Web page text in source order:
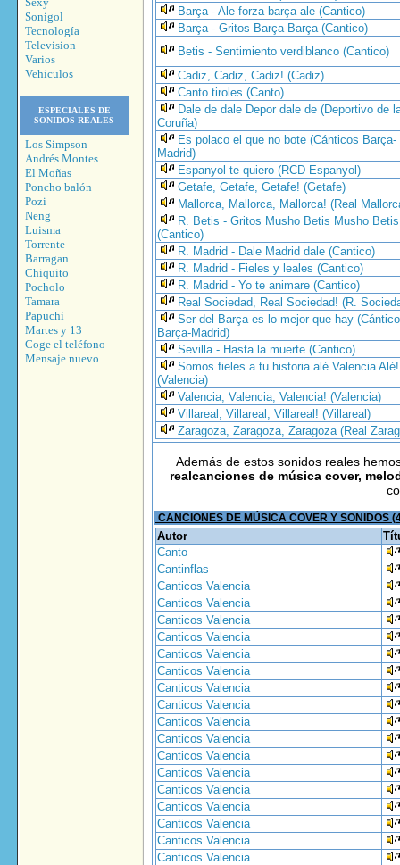
Sonigol
Tecnología
Television
Varios
Vehiculos
ESPECIALES DE
SONIDOS REALES
Los Simpson
Andrés Montes
El Moñas
Poncho balón
Pozi
Neng
Luisma
Torrente
Barragan
Chiquito
Pocholo
Tamara
Papuchi
Martes y 13
Coge el teléfono
Mensaje nuevo
Barça - Ale forza barça ale (Cantico)
Barça - Gritos Barça Barça (Cantico)
Betis - Sentimiento verdiblanco (Cantico)
Cadiz, Cadiz, Cadiz! (Cadiz)
Canto tiroles (Canto)
Dale de dale Depor dale de (Deportivo de
Coruña)
Es polaco el que no bote (Cánticos Barça-
Madrid)
Espanyol te quiero (RCD Espanyol)
Getafe, Getafe, Getafe! (Getafe)
Mallorca, Mallorca, Mallorca! (Real
R. Betis - Gritos Musho Betis Musho
(Cantico)
R. Madrid - Dale Madrid dale (Cantico)
R. Madrid - Fieles y leales (Cantico)
R. Madrid - Yo te animare (Cantico)
Real Sociedad, Real Sociedad! (R.
Ser del Barça es lo mejor que hay
Barça-Madrid)
Sevilla - Hasta la muerte (Cantico)
Somos fieles a tu historia alé Valencia Alé!
(Valencia)
Valencia, Valencia, Valencia! (Valencia)
Villareal, Villareal, Villareal! (Villareal)
Zaragoza, Zaragoza, Zaragoza (Real
Además de estos sonidos reales
realcanciones de música cover,
CANCIONES DE MÚSICA COVER Y SONIDOS
Autor
Canto
Cantinflas
Canticos Valencia
Canticos Valencia
Canticos Valencia
Canticos Valencia
Canticos Valencia
Canticos Valencia
Canticos Valencia
Canticos Valencia
Canticos Valencia
Canticos Valencia
Canticos Valencia
Canticos Valencia
Canticos Valencia
Canticos Valencia
Canticos Valencia
Canticos Valencia
Canticos Valencia